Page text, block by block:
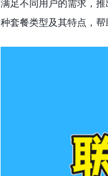
满足不同用户的需求，
种套餐类型及其特点，帮